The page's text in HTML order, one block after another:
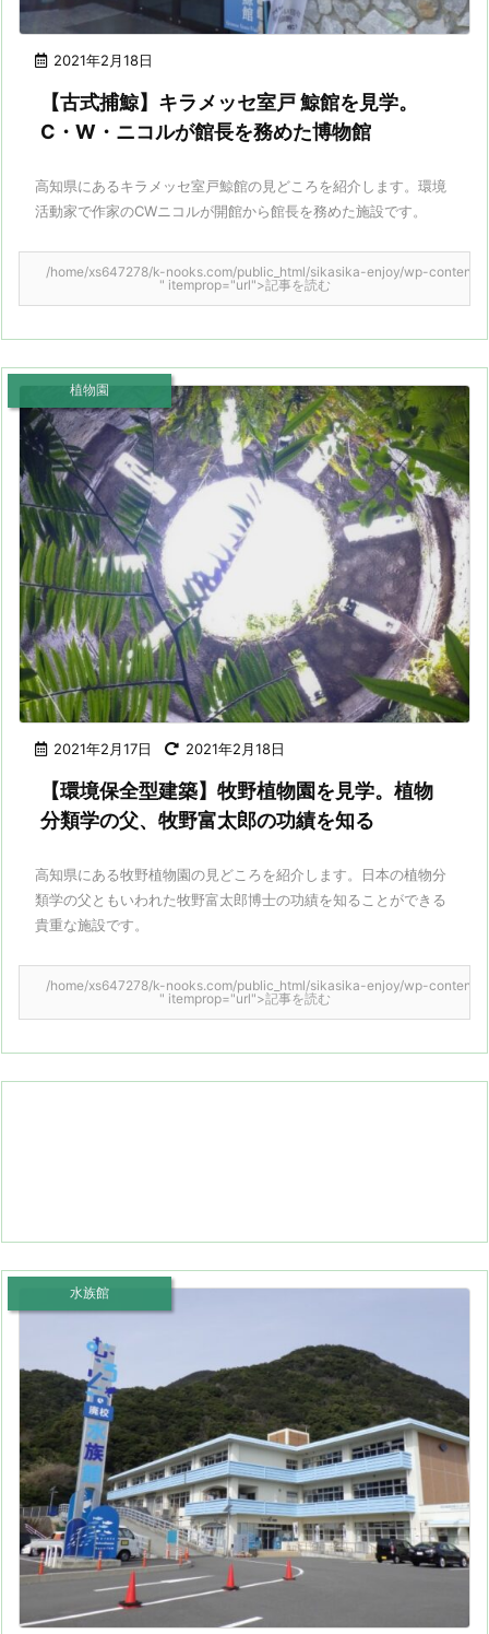
2021年2月18日
【古式捕鯨】キラメッセ室戸 鯨館を見学。
C・W・ニコルが館長を務めた博物館
高知県にあるキラメッセ室戸鯨館の見どころを紹介します。環境
活動家で作家のCWニコルが開館から館長を務めた施設です。
/home/xs647278/k-nooks.com/public_html/sikasika-enjoy/wp-
" itemprop="url">記事を読む
2021年2月17日 2021年2月18日
植物園
【環境保全型建築】牧野植物園を見学。植物
分類学の父、牧野富太郎の功績を知る
高知県にある牧野植物園の見どころを紹介します。日本の植物分
類学の父ともいわれた牧野富太郎博士の功績を知ることができる
貴重な施設です。
/home/xs647278/k-nooks.com/public_html/sikasika-enjoy/wp-
" itemprop="url">記事を読む
水族館